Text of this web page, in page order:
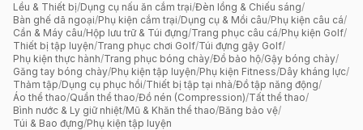
Lều & Thiết bị/Dụng cụ nấu ăn cắm trại/Đèn lồng & Chiếu sáng/
Bàn ghế dã ngoại/Phụ kiện cắm trại/Dụng cụ & Mồi câu/Phụ kiện câu cá/
Cần & Máy câu/Hộp lưu trữ & Túi đựng/Trang phục câu cá/Phụ kiện Golf/
Thiết bị tập luyện/Trang phục chơi Golf/Túi đựng gậy Golf/
Phụ kiện thực hành/Trang phục bóng chày/Đồ bảo hộ/Gậy bóng chày/
Găng tay bóng chày/Phụ kiện tập luyện/Phụ kiện Fitness/Dây kháng lực/
Thảm tập/Dụng cụ phục hồi/Thiết bị tập tại nhà/Đồ tập năng động/
Áo thể thao/Quần thể thao/Đồ nén (Compression)/Tất thể thao/
Bình nước & Ly giữ nhiệt/Mũ & Khăn thể thao/Băng bảo vệ/
Túi & Bao đựng/Phụ kiện tập luyện